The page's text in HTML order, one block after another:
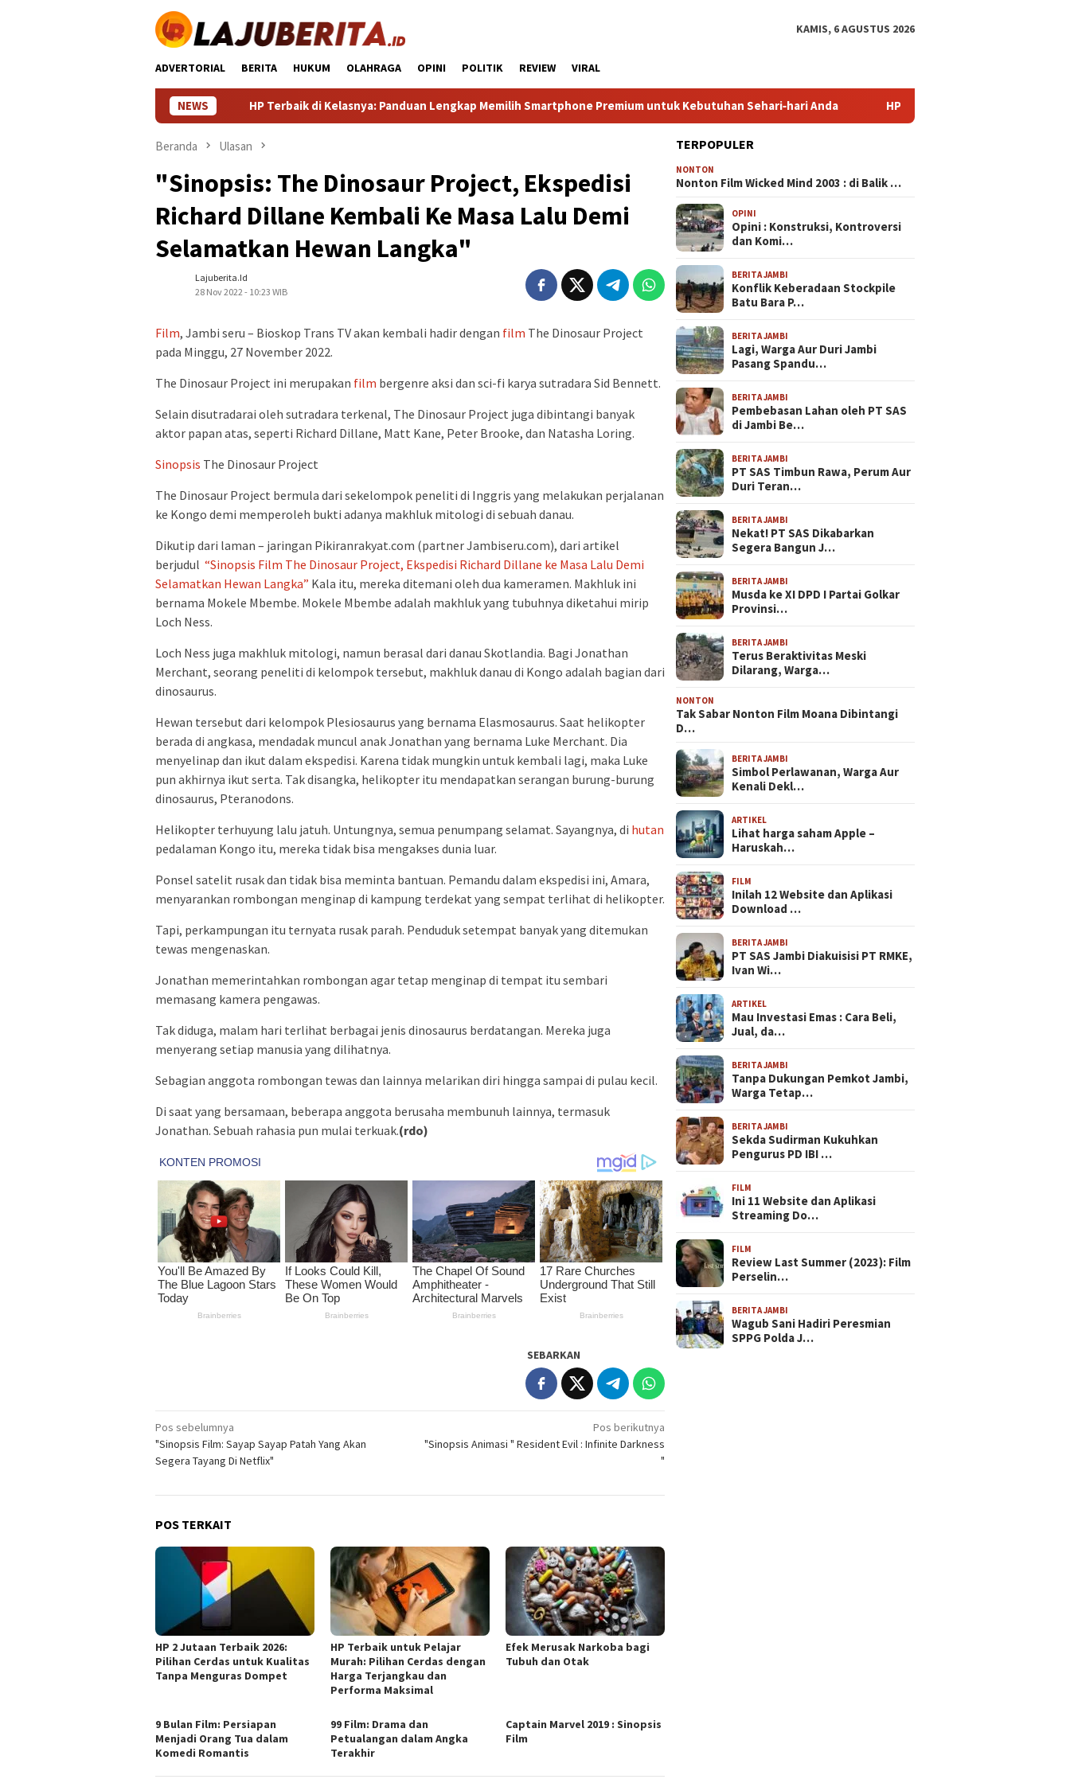
KAMIS, 6 AGUSTUS 2026
ADVERTORIAL BERITA HUKUM OLAHRAGA OPINI POLITIK REVIEW VIRAL
NEWSHP Terbaik di Kelasnya: Panduan Lengkap Memilih Smartphone Premium untuk Kebutuhan Sehari‑hari Anda HP Mirip iPhone Kameranya: Pilihan
Beranda Ulasan
"Sinopsis: The Dinosaur Project, Ekspedisi
Richard Dillane Kembali Ke Masa Lalu Demi
Selamatkan Hewan Langka"
Lajuberita.id
28 Nov 2022 - 10:23 WIB
Film, Jambi seru – Bioskop Trans TV akan kembali hadir dengan film The Dinosaur Project
pada Minggu, 27 November 2022.
The Dinosaur Project ini merupakan film bergenre aksi dan sci-fi karya sutradara Sid Bennett.
Selain disutradarai oleh sutradara terkenal, The Dinosaur Project juga dibintangi banyak
aktor papan atas, seperti Richard Dillane, Matt Kane, Peter Brooke, dan Natasha Loring.
Sinopsis The Dinosaur Project
The Dinosaur Project bermula dari sekelompok peneliti di Inggris yang melakukan perjalanan
ke Kongo demi memperoleh bukti adanya makhluk mitologi di sebuah danau.
Dikutip dari laman – jaringan Pikiranrakyat.com (partner Jambiseru.com), dari artikel
berjudul “Sinopsis Film The Dinosaur Project, Ekspedisi Richard Dillane ke Masa Lalu Demi
Selamatkan Hewan Langka” Kala itu, mereka ditemani oleh dua kameramen. Makhluk ini
bernama Mokele Mbembe. Mokele Mbembe adalah makhluk yang tubuhnya diketahui mirip
Loch Ness.
Loch Ness juga makhluk mitologi, namun berasal dari danau Skotlandia. Bagi Jonathan
Merchant, seorang peneliti di kelompok tersebut, makhluk danau di Kongo adalah bagian dari
dinosaurus.
Hewan tersebut dari kelompok Plesiosaurus yang bernama Elasmosaurus. Saat helikopter
berada di angkasa, mendadak muncul anak Jonathan yang bernama Luke Merchant. Dia
menyelinap dan ikut dalam ekspedisi. Karena tidak mungkin untuk kembali lagi, maka Luke
pun akhirnya ikut serta. Tak disangka, helikopter itu mendapatkan serangan burung-burung
dinosaurus, Pteranodons.
Helikopter terhuyung lalu jatuh. Untungnya, semua penumpang selamat. Sayangnya, di hutan
pedalaman Kongo itu, mereka tidak bisa mengakses dunia luar.
Ponsel satelit rusak dan tidak bisa meminta bantuan. Pemandu dalam ekspedisi ini, Amara,
menyarankan rombongan menginap di kampung terdekat yang sempat terlihat di helikopter.
Tapi, perkampungan itu ternyata rusak parah. Penduduk setempat banyak yang ditemukan
tewas mengenaskan.
Jonathan memerintahkan rombongan agar tetap menginap di tempat itu sembari
memasang kamera pengawas.
Tak diduga, malam hari terlihat berbagai jenis dinosaurus berdatangan. Mereka juga
menyerang setiap manusia yang dilihatnya.
Sebagian anggota rombongan tewas dan lainnya melarikan diri hingga sampai di pulau kecil.
Di saat yang bersamaan, beberapa anggota berusaha membunuh lainnya, termasuk
Jonathan. Sebuah rahasia pun mulai terkuak.(rdo)
SEBARKAN
Navigasi
pos
Pos sebelumnya
"Sinopsis Film: Sayap Sayap Patah Yang Akan
Segera Tayang Di Netflix"
Pos berikutnya
"Sinopsis Animasi " Resident Evil : Infinite Darkness
"
POS TERKAIT
HP 2 Jutaan Terbaik 2026:
Pilihan Cerdas untuk Kualitas
Tanpa Menguras Dompet
HP Terbaik untuk Pelajar
Murah: Pilihan Cerdas dengan
Harga Terjangkau dan
Performa Maksimal
Efek Merusak Narkoba bagi
Tubuh dan Otak
9 Bulan Film: Persiapan
Menjadi Orang Tua dalam
Komedi Romantis
99 Film: Drama dan
Petualangan dalam Angka
Terakhir
Captain Marvel 2019 : Sinopsis
Film
TERPOPULER
NONTON
Nonton Film Wicked Mind 2003 : di Balik …
OPINI
Opini : Konstruksi, Kontroversi
dan Komi…
BERITA JAMBI
Konflik Keberadaan Stockpile
Batu Bara P…
BERITA JAMBI
Lagi, Warga Aur Duri Jambi
Pasang Spandu…
BERITA JAMBI
Pembebasan Lahan oleh PT SAS
di Jambi Be…
BERITA JAMBI
PT SAS Timbun Rawa, Perum Aur
Duri Teran…
BERITA JAMBI
Nekat! PT SAS Dikabarkan
Segera Bangun J…
BERITA JAMBI
Musda ke XI DPD I Partai Golkar
Provinsi…
BERITA JAMBI
Terus Beraktivitas Meski
Dilarang, Warga…
NONTON
Tak Sabar Nonton Film Moana Dibintangi
D…
BERITA JAMBI
Simbol Perlawanan, Warga Aur
Kenali Dekl…
ARTIKEL
Lihat harga saham Apple –
Haruskah…
FILM
Inilah 12 Website dan Aplikasi
Download …
BERITA JAMBI
PT SAS Jambi Diakuisisi PT RMKE,
Ivan Wi…
ARTIKEL
Mau Investasi Emas : Cara Beli,
Jual, da…
BERITA JAMBI
Tanpa Dukungan Pemkot Jambi,
Warga Tetap…
BERITA JAMBI
Sekda Sudirman Kukuhkan
Pengurus PD IBI …
FILM
Ini 11 Website dan Aplikasi
Streaming Do…
FILM
Review Last Summer (2023): Film
Perselin…
BERITA JAMBI
Wagub Sani Hadiri Peresmian
SPPG Polda J…